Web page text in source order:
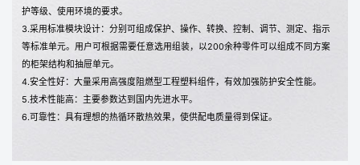
护等级、使用环境的要求。
3.采用标准模块设计：分别可组成保护、操作、转换、控制、调节、测定、指示
等标准单元。用户可根据需要任意选用组装，以200余种零件可以组成不同方案
的柜架结构和抽屉单元。
4.安全性好：大量采用高强度阻燃型工程塑料组件，有效加强防护安全性能。
5.技术性能高：主要参数达到国内先进水平。
6.可靠性：具有理想的热循环散热效果，使供配电质量得到保证。